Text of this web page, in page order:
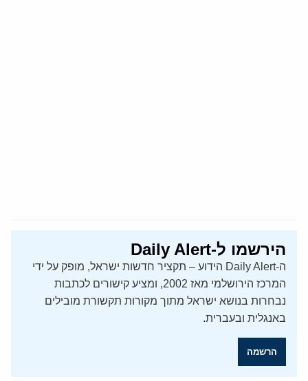
הירשמו ל-Daily Alert
ה-Daily Alert הידוע – תקציר חדשות ישראל, מופק על ידי
המרכז הירושלמי מאז 2002, ומציע קישורים לכתבות
נבחרות בנושא ישראל מתוך מקורות תקשורת מובילים
באנגלית ובעברית.
הרשמה